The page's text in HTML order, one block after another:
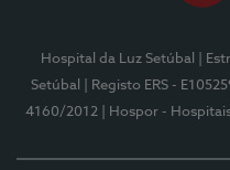
Hospital da Luz Setúbal
|
Setúbal
| Registo ERS -
4160/2012
| Hospor -